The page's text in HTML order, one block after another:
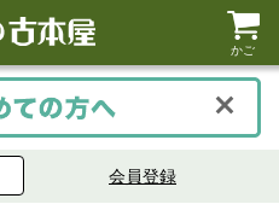
かご
会員登録